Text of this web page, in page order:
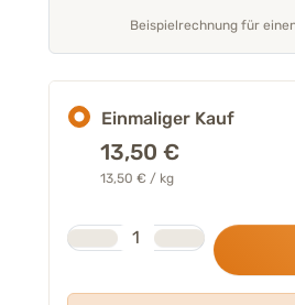
Experten entwickelt
und geprüft."
Tierarzt
Beispielrechnung für
Einmaliger Kauf
13,50 €
13,50 € / kg
Anzahl